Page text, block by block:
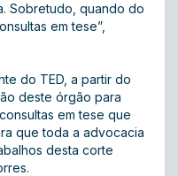
Sobretudo, quando do
em tese”,
do TED, a partir do
deste órgão para
em tese que
que toda a advocacia
desta corte